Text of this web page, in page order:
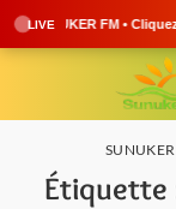
LIVE
: SUNUKER FM •
SUNUKER
Étiquette